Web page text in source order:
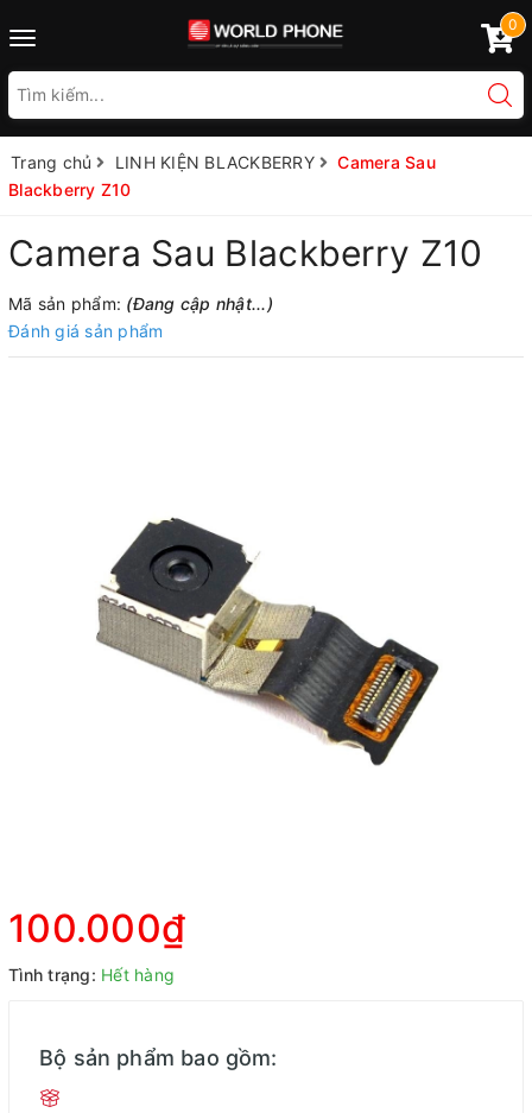
Toggle
0
Trang chủ LINH KIỆN BLACKBERRY
Camera Sau
Blackberry Z10
Camera Sau Blackberry Z10
Mã sản phẩm: (Đang cập nhật...)
Đánh giá sản phẩm
100.000₫
Tình trạng: Hết hàng
Bộ sản phẩm bao gồm: